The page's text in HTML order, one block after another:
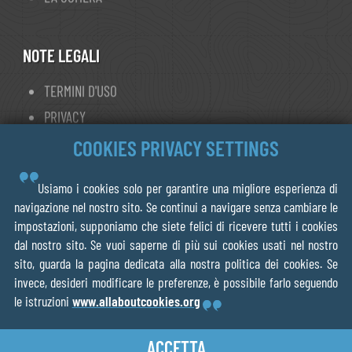
Junta de las siete Villas, ed ebbe la facoltà di
formazione dei comuni costituzionali nel 1822
la Junta de las siete Villas si divise in quattro
parti: Castillo, Quejo, Ajo e Meruelo e Noja fu
inclusa in Castillo, ma nel 1835 con la riforma
amministrativa del regno di Spagna acquistò la
sua indipendenza e fu comune costituzionale
negli attuali confini.
© wikipedia
Noja è un punto
tappa suIl Cammino Del Nord. Puoi raggiungere
Santanderin 2 giorni.
NOTE LEGALI
TERMINI D'USO
PRIVACY
GESTIONE DEI COOKIE
© 2013- 2026 FORWALK.ORG
V.O.F Ecotrotter
856075218B01
Leiden The Netherlands
COOKIES PRIVACY SETTINGS
Usiamo i cookies solo per garantire una migliore esperienza di
navigazione nel nostro sito. Se continui a navigare senza cambiare le
impostazioni, supponiamo che siete felici di ricevere tutti i cookies
dal nostro sito. Se vuoi saperne di più sui cookies usati nel nostro
sito, guarda la pagina dedicata alla nostra politica dei cookies. Se
invece, desideri modificare le preferenze, è possibile farlo seguendo
le istruzioni www.allaboutcookies.org